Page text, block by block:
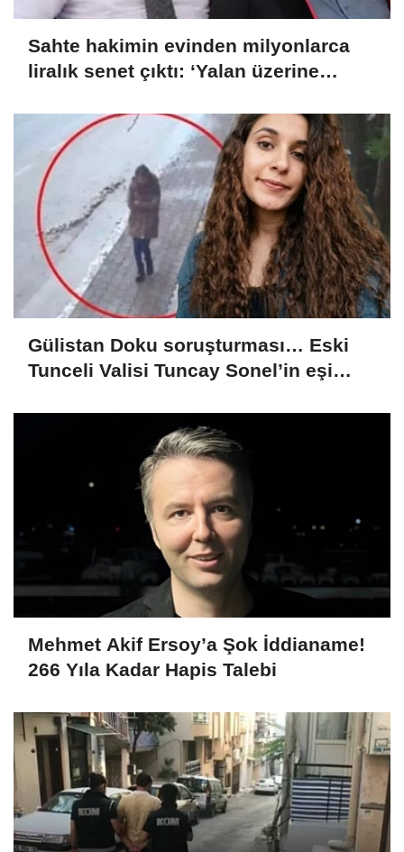
Sahte hakimin evinden milyonlarca
liralık senet çıktı: ‘Yalan üzerine
Gülistan Doku soruşturması… Eski
Tunceli Valisi Tuncay Sonel’in eşi
Mehmet Akif Ersoy’a Şok İddianame!
266 Yıla Kadar Hapis Talebi